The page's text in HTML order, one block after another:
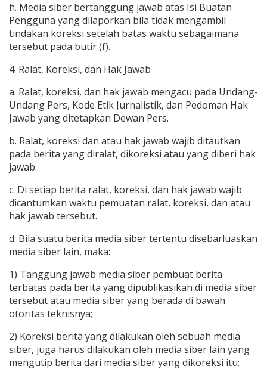
h. Media siber bertanggung jawab atas Isi Buatan
Pengguna yang dilaporkan bila tidak mengambil
tindakan koreksi setelah batas waktu sebagaimana
tersebut pada butir (f).
4. Ralat, Koreksi, dan Hak Jawab
a. Ralat, koreksi, dan hak jawab mengacu pada Undang-
Undang Pers, Kode Etik Jurnalistik, dan Pedoman Hak
Jawab yang ditetapkan Dewan Pers.
b. Ralat, koreksi dan atau hak jawab wajib ditautkan
pada berita yang diralat, dikoreksi atau yang diberi hak
jawab.
c. Di setiap berita ralat, koreksi, dan hak jawab wajib
dicantumkan waktu pemuatan ralat, koreksi, dan atau
hak jawab tersebut.
d. Bila suatu berita media siber tertentu disebarluaskan
media siber lain, maka:
1) Tanggung jawab media siber pembuat berita
terbatas pada berita yang dipublikasikan di media siber
tersebut atau media siber yang berada di bawah
otoritas teknisnya;
2) Koreksi berita yang dilakukan oleh sebuah media
siber, juga harus dilakukan oleh media siber lain yang
mengutip berita dari media siber yang dikoreksi itu;